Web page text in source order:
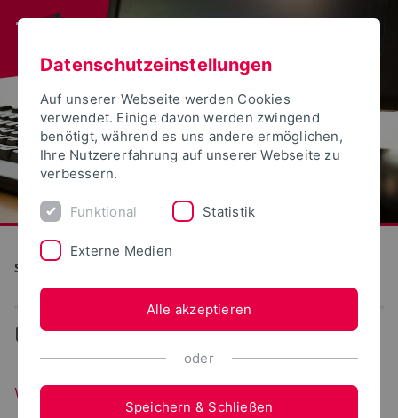
S(kim) - Service Kommunikation Information Medien
... WebPortale
WebPortale
Datenschutzeinstellungen
Auf unserer Webseite werden Cookies
verwendet. Einige davon werden zwingend
benötigt, während es uns andere ermöglichen,
Ihre Nutzererfahrung auf unserer Webseite zu
verbessern.
Funktional Statistik
Externe Medien
Alle akzeptieren
oder
Speichern & Schließen